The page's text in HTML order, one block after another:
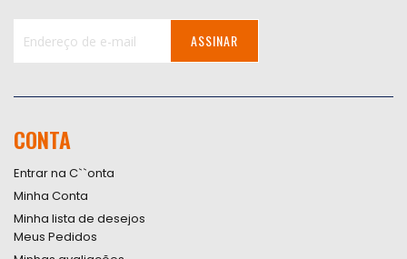
Newsletter:
ASSINAR
CONTA
Entrar na C``onta
Minha Conta
Minha lista de desejos
Meus Pedidos